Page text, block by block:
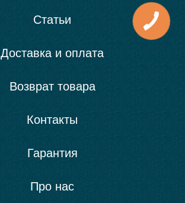
Статьи
Доставка и оплата
Возврат товара
Контакты
Гарантия
Про нас